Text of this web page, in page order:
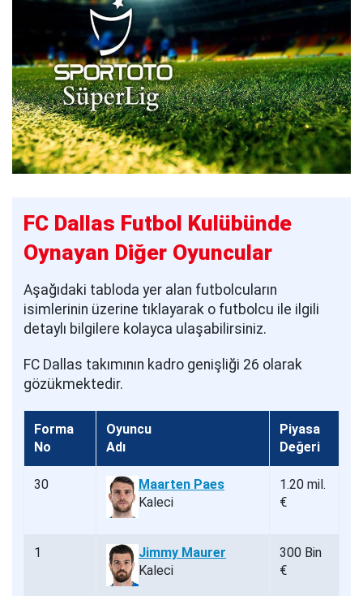
FC Dallas Futbol Kulübünde
Oynayan Diğer Oyuncular
Aşağıdaki tabloda yer alan futbolcuların
isimlerinin üzerine tıklayarak o futbolcu ile ilgili
detaylı bilgilere kolayca ulaşabilirsiniz.
FC Dallas takımının kadro genişliği 26 olarak
gözükmektedir.
Forma
No
Oyuncu
Adı
Piyasa
Değeri
30
Maarten Paes
Kaleci
1.20 mil.
€
1
Jimmy Maurer
Kaleci
300 Bin
€